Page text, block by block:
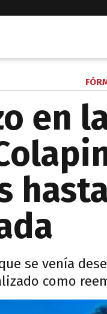
en
se venía
como